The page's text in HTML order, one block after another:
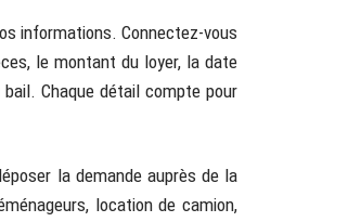
informations. Connectez-vous
le montant du loyer, la date
Chaque détail compte pour
la demande auprès de la
location de camion,